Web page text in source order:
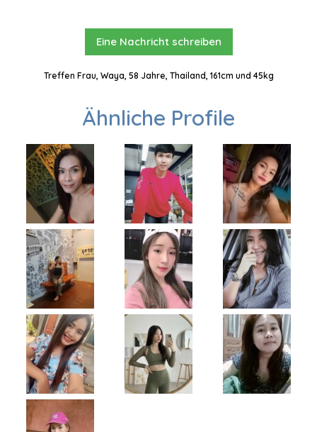
Eine Nachricht schreiben
Treffen Frau, Waya, 58 Jahre, Thailand, 161cm und 45kg
Ähnliche Profile